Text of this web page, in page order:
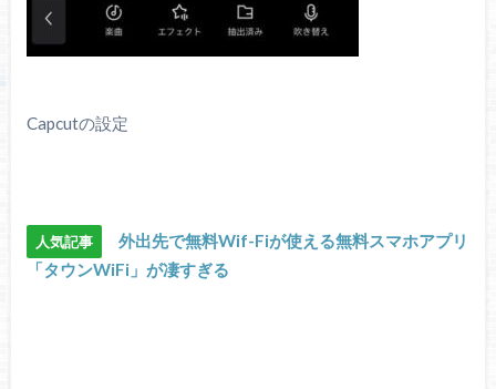
Capcutの設定
人気記事
外出先で無料Wif-Fiが使える無料スマホアプリ
「タウンWiFi」が凄すぎる